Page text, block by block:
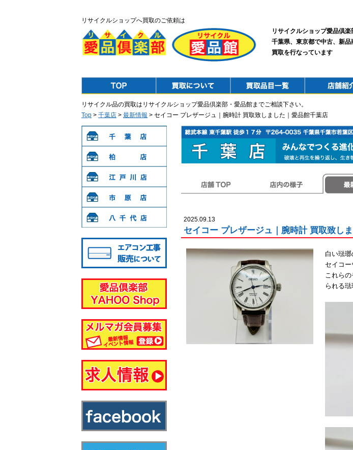
リサイクルショップへ買取のご依頼は
リサイクルショップ愛品倶
千葉県、東京都で中古、新品
買取を行なっています
リサイクル品の買取はリサイクルショップ愛品倶楽部・愛品館までご相談下さい。
Top > 千葉店 > 最新情報 > セイコー プレザージュ｜腕時計 買取致しました｜愛品館千葉店
2025.09.13
セイコー プレザージュ｜腕時計 買取致し
白い琺
セイコー
これら
られる